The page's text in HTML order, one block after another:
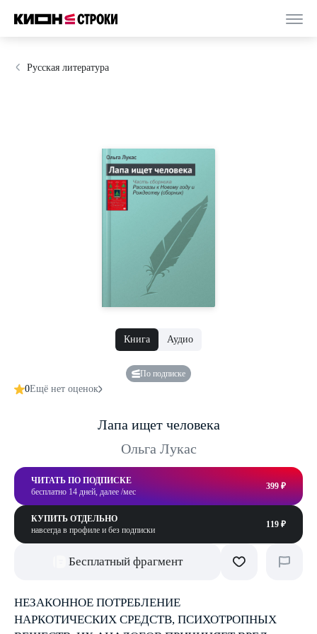
Русская литература
Книга Аудио
По подписке
0Ещё нет оценок
Лапа ищет человека
Ольга Лукас
ЧИТАТЬ ПО ПОДПИСКЕ
бесплатно 14 дней, далее /мес
399 ₽
КУПИТЬ ОТДЕЛЬНО
навсегда в профиле и без подписки
119 ₽
Бесплатный фрагмент
НЕЗАКОННОЕ ПОТРЕБЛЕНИЕ
НАРКОТИЧЕСКИХ СРЕДСТВ, ПСИХОТРОПНЫХ